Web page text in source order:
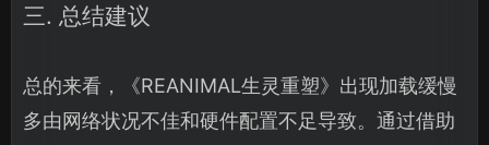
三. 总结建议
总的来看，《REANIMAL生灵重塑》出现加载缓慢
多由网络状况不佳和硬件配置不足导致。通过借助